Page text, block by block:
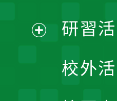
研習
校外